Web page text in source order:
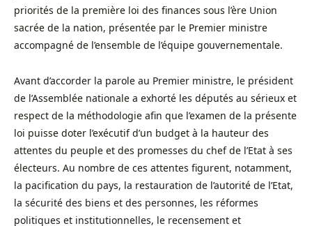
priorités de la première loi des finances sous l’ère Union
sacrée de la nation, présentée par le Premier ministre
accompagné de l’ensemble de l’équipe gouvernementale.
Avant d’accorder la parole au Premier ministre, le président
de l’Assemblée nationale a exhorté les députés au sérieux et
respect de la méthodologie afin que l’examen de la présente
loi puisse doter l’exécutif d’un budget à la hauteur des
attentes du peuple et des promesses du chef de l’Etat à ses
électeurs. Au nombre de ces attentes figurent, notamment,
la pacification du pays, la restauration de l’autorité de l’Etat,
la sécurité des biens et des personnes, les réformes
politiques et institutionnelles, le recensement et